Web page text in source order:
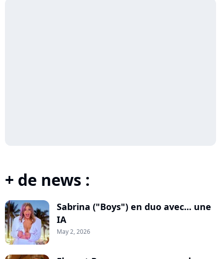
+ de news :
Sabrina ("Boys") en duo avec... une
IA
May 2, 2026